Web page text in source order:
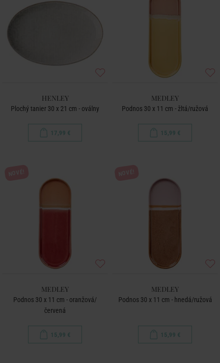
HENLEY
Plochý tanier 30 x 21 cm - oválny
17,99 €
MEDLEY
Podnos 30 x 11 cm - žltá/ružová
15,99 €
MEDLEY
Podnos 30 x 11 cm - oranžová/
červená
15,99 €
MEDLEY
Podnos 30 x 11 cm - hnedá/ružová
15,99 €